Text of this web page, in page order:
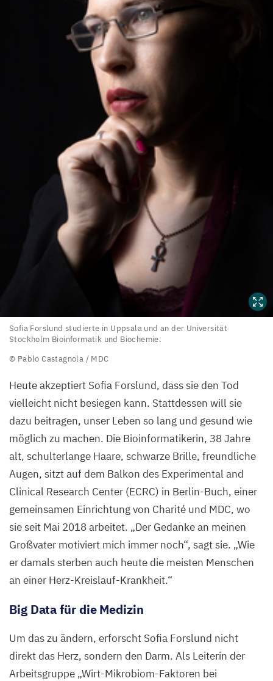
Sofia
Forslund
studierte
Uppsala
und
Universität
Stockholm
Bioinformatik
und
Biochemie.
Pablo
MDC
Sofia Forslund studierte in Uppsala und an der Universität
Stockholm Bioinformatik und Biochemie.
© Pablo Castagnola / MDC
Heute akzeptiert Sofia Forslund, dass sie den Tod
vielleicht nicht besiegen kann. Stattdessen will sie
dazu beitragen, unser Leben so lang und gesund wie
möglich zu machen. Die Bioinformatikerin, 38Jahre
alt, schulterlange Haare, schwarze Brille, freundliche
Augen, sitzt auf dem Balkon des Experimental and
Clinical Research Center (ECRC) in Berlin-Buch, einer
gemeinsamen Einrichtung von Charité und MDC, wo
sie seit Mai 2018arbeitet. „Der Gedanke an meinen
Großvater motiviert mich immer noch“, sagt sie. „Wie
er damals sterben auch heute die meisten Menschen
an einer Herz-Kreislauf-Krankheit.“
Big Data für die Medizin
Um das zu ändern, erforscht Sofia Forslund nicht
direkt das Herz, sondern den Darm. Als Leiterin der
Arbeitsgruppe „Wirt-Mikrobiom-Faktoren bei